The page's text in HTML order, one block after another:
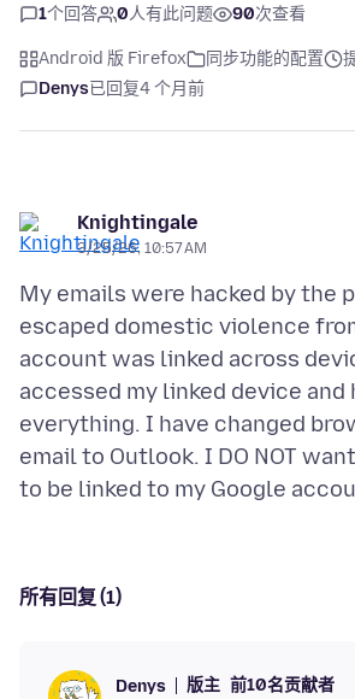
1个回答 0人有此问题 90次查看
Android 版 Firefox 同步功能的配置
Denys已回复4 个月前
Knightingale
3/25/26, 10:57 AM
My emails were hacked by the
escaped domestic violence
account was linked across
accessed my linked device and
everything. I have changed
email to Outlook. I DO NOT
所有回复 (1)
Denys 版主 前10名贡献者